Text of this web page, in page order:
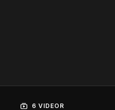
6 VIDEOR